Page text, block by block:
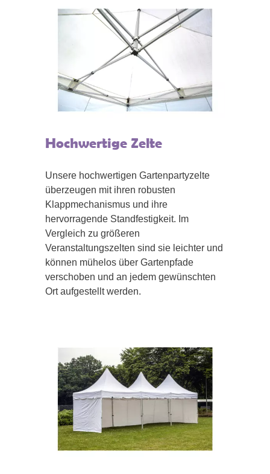
Hochwertige Zelte
Unsere hochwertigen Gartenpartyzelte
überzeugen mit ihren robusten
Klappmechanismus und ihre
hervorragende Standfestigkeit. Im
Vergleich zu größeren
Veranstaltungszelten sind sie leichter und
können mühelos über Gartenpfade
verschoben und an jedem gewünschten
Ort aufgestellt werden.